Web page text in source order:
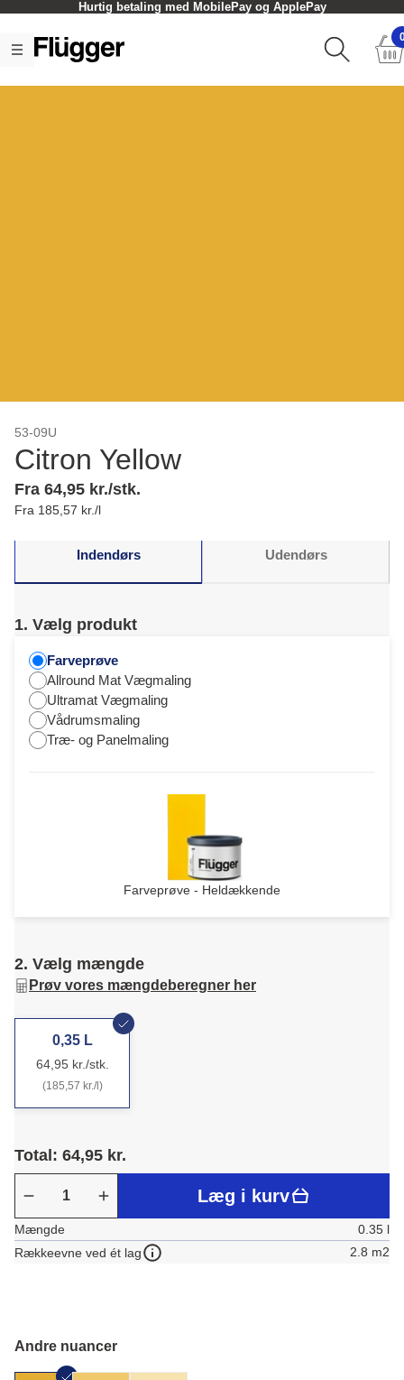
Hurtig betaling med MobilePay og ApplePay
53-09U
Citron Yellow
Fra 64,95 kr./stk.
Fra 185,57 kr./l
Indendørs Udendørs
1. Vælg produkt
Farveprøve
Allround Mat Vægmaling
Ultramat Vægmaling
Vådrumsmaling
Træ- og Panelmaling
Farveprøve - Heldækkende
2. Vælg mængde
Prøv vores mængdeberegner her
0,35 L
64,95 kr./stk.
(185,57 kr./l)
Total: 64,95 kr.
Læg i kurv
Mængde
0.35 l
Rækkeevne ved ét lag
2.8 m2
Andre nuancer